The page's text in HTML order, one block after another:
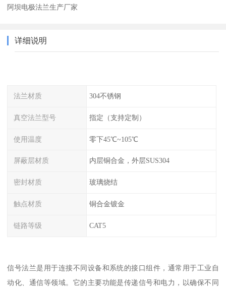
阿坝电极法兰生产厂家
详细说明
法兰材质 304不锈钢
真空法兰型号 指定（支持定制）
使用温度 零下45℃~105℃
屏蔽层材质 内层铜合金，外层SUS304
密封材质 玻璃烧结
触点材质 铜合金镀金
链路等级 CAT5
信号法兰是用于连接不同设备和系统的接口组件，通常用于工业自
动化、通信等领域。它的主要功能是传递信号和电力，以确保不同